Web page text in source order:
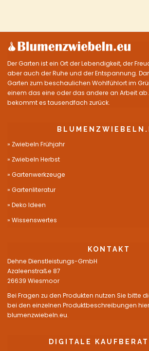
Der Garten ist ein Ort der Lebendigkeit, der
aber auch der Ruhe und der Entspannung.
Garten zum beschaulichen Wohlfühlort im
einem das eine oder das andere an Arbeit
bekommt es tausendfach zurück.
Zwiebeln Frühjahr
Zwiebeln Herbst
Gartenwerkzeuge
Gartenliteratur
Deko Ideen
Wissenswertes
KONTAKT
Dehne Dienstleistungs-GmbH
Azaleenstraße 87
26639 Wiesmoor
Bei Fragen zu den Produkten nutzen Sie bitte
bei den einzelnen Produktbeschreibungen
blumenzwiebeln.eu.
DIGITALE